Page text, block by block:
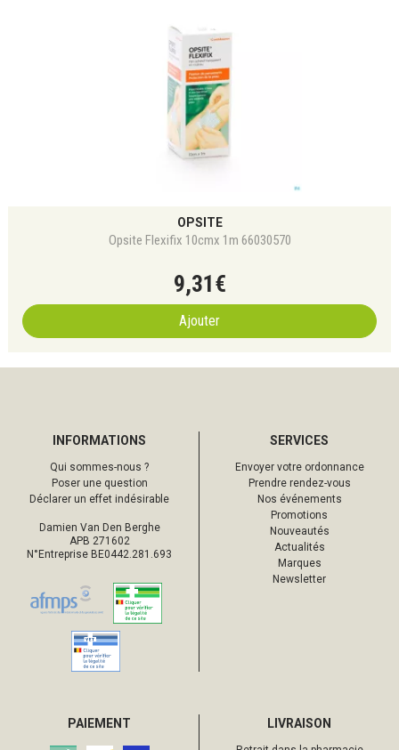
OPSITE
Opsite Flexifix 10cmx 1m 66030570
9,31€
Ajouter
INFORMATIONS
Qui sommes-nous ?
Poser une question
Déclarer un effet indésirable
Damien Van Den Berghe
APB 271602
N°Entreprise BE0442.281.693
SERVICES
Envoyer votre ordonnance
Prendre rendez-vous
Nos événements
Promotions
Nouveautés
Actualités
Marques
Newsletter
PAIEMENT LIVRAISON